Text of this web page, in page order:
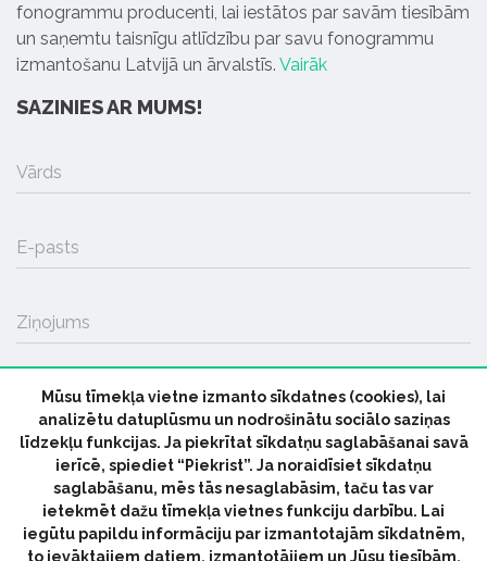
fonogrammu producenti, lai iestātos par savām tiesībām
un saņemtu taisnīgu atlīdzību par savu fonogrammu
izmantošanu Latvijā un ārvalstīs. Vairāk
SAZINIES AR MUMS!
Vārds
E-pasts
Ziņojums
SŪTĪT
© 2026 parmuziku.lv, visas tiesības paturētas
Mūsu tīmekļa vietne izmanto sīkdatnes (cookies), lai
analizētu datuplūsmu un nodrošinātu sociālo saziņas
līdzekļu funkcijas. Ja piekrītat sīkdatņu saglabāšanai savā
ierīcē, spiediet “Piekrist”. Ja noraidīsiet sīkdatņu
saglabāšanu, mēs tās nesaglabāsim, taču tas var
ietekmēt dažu tīmekļa vietnes funkciju darbību. Lai
iegūtu papildu informāciju par izmantotajām sīkdatnēm,
to ievāktajiem datiem, izmantotājiem un Jūsu tiesībām,